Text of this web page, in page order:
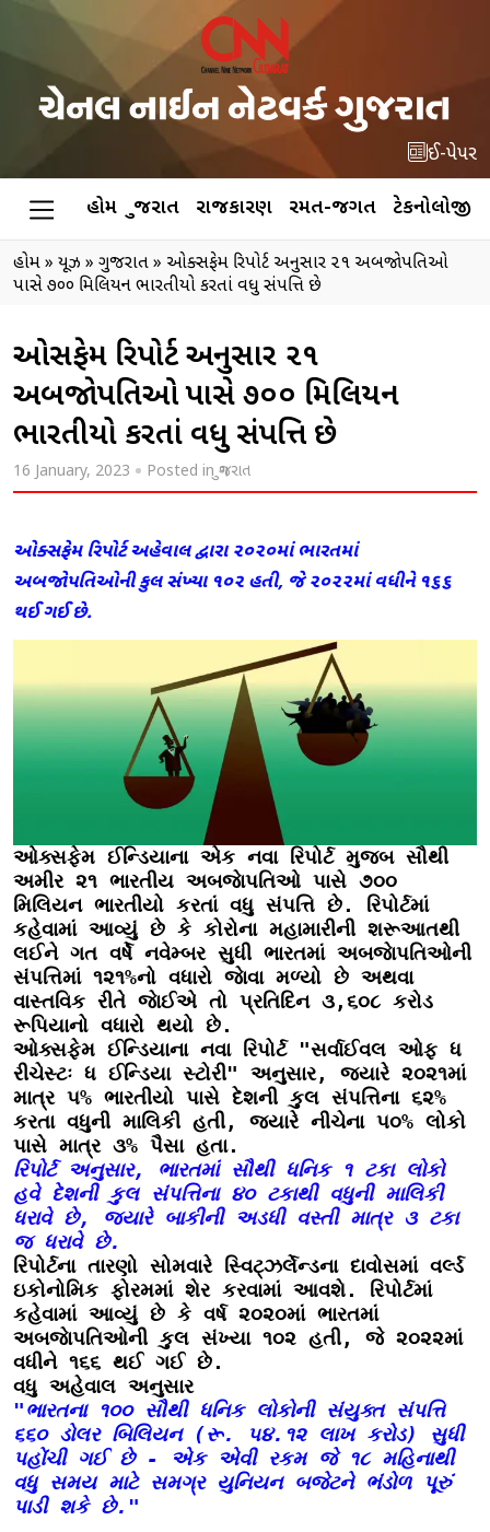
ઈ-પેપર
હોમ ગુજરાત રાજકારણ રમત-જગત ટેકનોલોજી
હોમ» ન્યૂઝ » ગુજરાત» ઓક્સફેમ રિપોર્ટ અનુસાર ૨૧ અબજાેપતિઓ
પાસે ૭૦૦ મિલિયન ભારતીયો કરતાં વધુ સંપત્તિ છે
ઓક્સફેમ રિપોર્ટ અનુસાર ૨૧
અબજાેપતિઓ પાસે ૭૦૦ મિલિયન
ભારતીયો કરતાં વધુ સંપત્તિ છે
16 January, 2023 Posted inગુજરાત
ઓક્સફેમ રિપોર્ટ અહેવાલ દ્વારા ૨૦૨૦માં ભારતમાં
અબજાેપતિઓની કુલ સંખ્યા ૧૦૨ હતી, જે ૨૦૨૨માં વધીને ૧૬૬
થઈ ગઈ છે.
ઓક્સફેમ ઈન્ડિયાના એક નવા રિપોર્ટ મુજબ સૌથી
અમીર ૨૧ ભારતીય અબજાેપતિઓ પાસે ૭૦૦
મિલિયન ભારતીયો કરતાં વધુ સંપત્તિ છે. રિપોર્ટમાં
કહેવામાં આવ્યું છે કે કોરોના મહામારીની શરૂઆતથી
લઈને ગત વર્ષે નવેમ્બર સુધી ભારતમાં અબજાેપતિઓની
સંપત્તિમાં ૧૨૧%નો વધારો જાેવા મળ્યો છે અથવા
વાસ્તવિક રીતે જાેઈએ તો પ્રતિદિન ૩,૬૦૮ કરોડ
રૂપિયાનો વધારો થયો છે.
ઓક્સફેમ ઈન્ડિયાના નવા રિપોર્ટ "સર્વાઈવલ ઓફ ધ
રીચેસ્ટઃ ધ ઈન્ડિયા સ્ટોરી" અનુસાર, જ્યારે ૨૦૨૧માં
માત્ર ૫% ભારતીયો પાસે દેશની કુલ સંપત્તિના ૬૨%
કરતા વધુની માલિકી હતી, જ્યારે નીચેના ૫૦% લોકો
પાસે માત્ર ૩% પૈસા હતા.
રિપોર્ટ અનુસાર, ભારતમાં સૌથી ધનિક ૧ ટકા લોકો
હવે દેશની કુલ સંપત્તિના ૪૦ ટકાથી વધુની માલિકી
ધરાવે છે, જ્યારે બાકીની અડધી વસ્તી માત્ર ૩ ટકા
જ ધરાવે છે.
રિપોર્ટના તારણો સોમવારે સ્વિટ્‌ઝર્લેન્ડના દાવોસમાં વર્લ્ડ
ઇકોનોમિક ફોરમમાં શેર કરવામાં આવશે. રિપોર્ટમાં
કહેવામાં આવ્યું છે કે વર્ષ ૨૦૨૦માં ભારતમાં
અબજાેપતિઓની કુલ સંખ્યા ૧૦૨ હતી, જે ૨૦૨૨માં
વધીને ૧૬૬ થઈ ગઈ છે.
વધુ અહેવાલ અનુસાર
"ભારતના ૧૦૦ સૌથી ધનિક લોકોની સંયુક્ત સંપત્તિ
૬૬૦ ડોલર બિલિયન (રૂ. ૫૪.૧૨ લાખ કરોડ) સુધી
પહોંચી ગઈ છે - એક એવી રકમ જે ૧૮ મહિનાથી
વધુ સમય માટે સમગ્ર યુનિયન બજેટને ભંડોળ પૂરું
પાડી શકે છે."